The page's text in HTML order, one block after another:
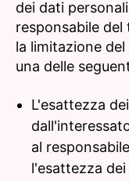
dei dati
responsabile
la limitazione
una delle
L'esattezza
al
l'esattezza